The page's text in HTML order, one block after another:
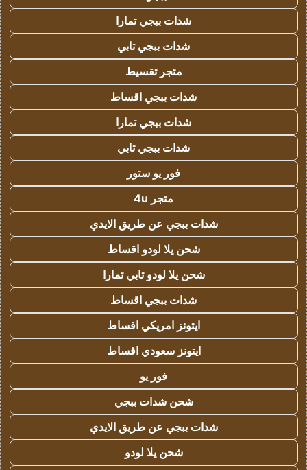
شدات ببجي تمارا
شدات ببجي تابي
متجر تقسيط
شدات ببجي اقساط
شدات ببجي تمارا
شدات ببجي تابي
فور يو ستور
متجر 4u
شدات ببجي عن طريق الايدي
شحن يلا لودو اقساط
شحن يلا لودو تابي تمارا
شدات ببجي اقساط
ايتونز امريكي اقساط
ايتونز سعودي اقساط
فور يو
شحن شدات ببجي
شدات ببجي عن طريق الايدي
شحن يلا لودو